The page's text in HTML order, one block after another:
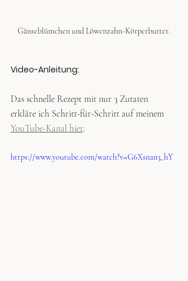
Gänseblümchen und Löwenzahn-Körperbutter.
Video-Anleitung:
Das schnelle Rezept mit nur 3 Zutaten
erkläre ich Schritt-für-Schritt auf meinem
YouTube-Kanal hier.
https://www.youtube.com/watch?v=G6Xsnan3_hY